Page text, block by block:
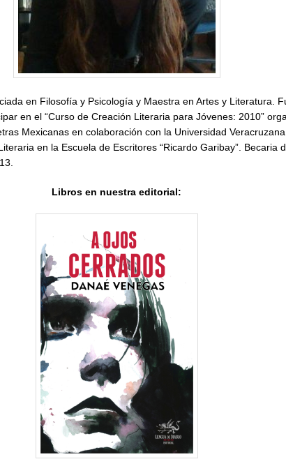
en Filosofía y Psicología y Maestra en Artes y Literatura.
en el “Curso de Creación Literaria para Jóvenes: 2010”
Mexicanas en colaboración con la Universidad
en la Escuela de Escritores “Ricardo Garibay”. Becaria
Libros en nuestra editorial: